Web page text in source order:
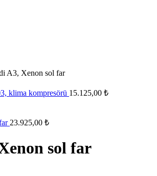
A3, Xenon sol far
klima kompresörü 15.125,00 ₺
23.925,00 ₺
sol far